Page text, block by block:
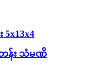
န်း သံမဏိ